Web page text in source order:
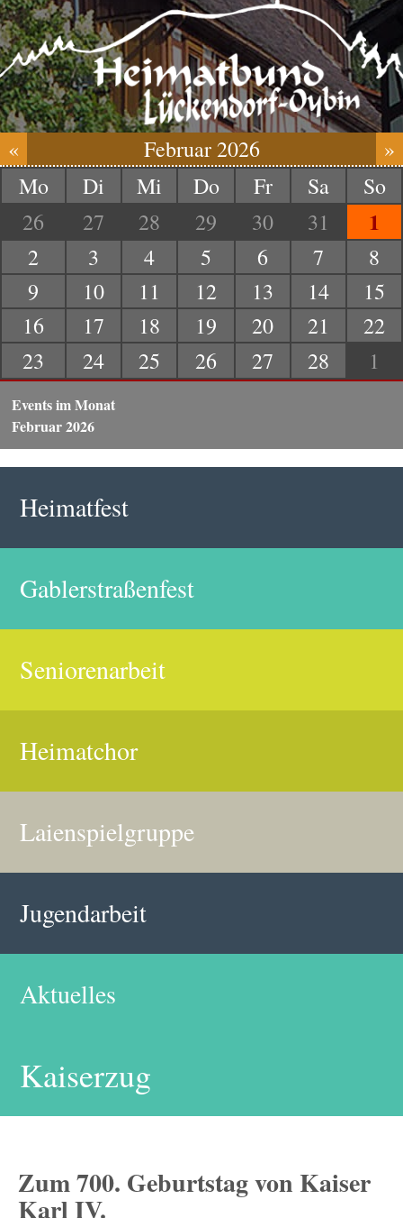
« Februar 2026
»
Mo
Di Mi Do Fr Sa
So
26
27 28 29 30 31 1
2 3 4 5 6 7
8
9
10 11 12 13 14
15
16
17 18 19 20 21
22
23
24 25 26 27 28 1
Events im Monat
Februar 2026
Heimatfest
Gablerstraßenfest
Seniorenarbeit
Heimatchor
Laienspielgruppe
Jugendarbeit
Aktuelles
Kaiserzug
Zum 700. Geburtstag von Kaiser
Karl IV.